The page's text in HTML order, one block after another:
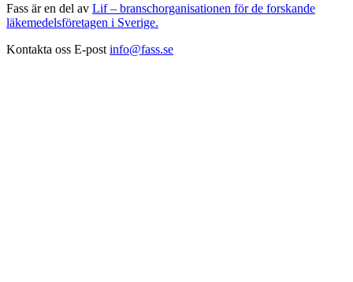
Fass är en del av Lif – branschorganisationen för de forskande
läkemedelsföretagen i Sverige.
Kontakta oss E-post info@fass.se